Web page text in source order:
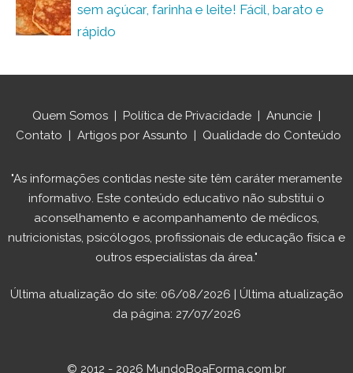
sem açúcar, farinha e leite! Fácil, barato e
rápido
Quem Somos | Política de Privacidade | Anuncie |
Contato | Artigos por Assunto | Qualidade do Conteúdo
"As informações contidas neste site têm caráter meramente
informativo. Este conteúdo educativo não substitui o
aconselhamento e acompanhamento de médicos,
nutricionistas, psicólogos, profissionais de educação física e
outros especialistas da área."
Última atualização do site: 06/08/2026 | Última atualização
da página: 27/07/2026
© 2012 - 2026 MundoBoaForma.com.br